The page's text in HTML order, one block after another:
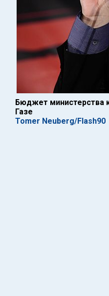
Бюджет министерства
Газе
Tomer Neuberg/Flash90